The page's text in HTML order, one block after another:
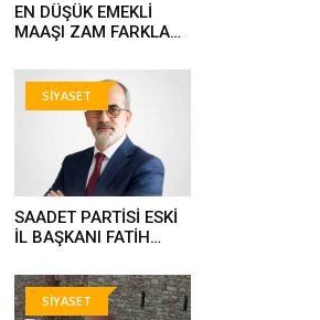
EN DÜŞÜK EMEKLİ
MAAŞI ZAM FARKLARI
SİYASET
SAADET PARTİSİ ESKİ
İL BAŞKANI FATİH
PARTİYE GEÇTİ..
SİYASET